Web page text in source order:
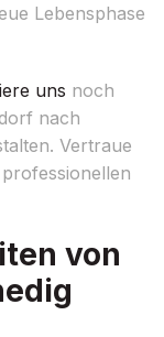
Lebensphase
uns noch
nach
Vertraue
von